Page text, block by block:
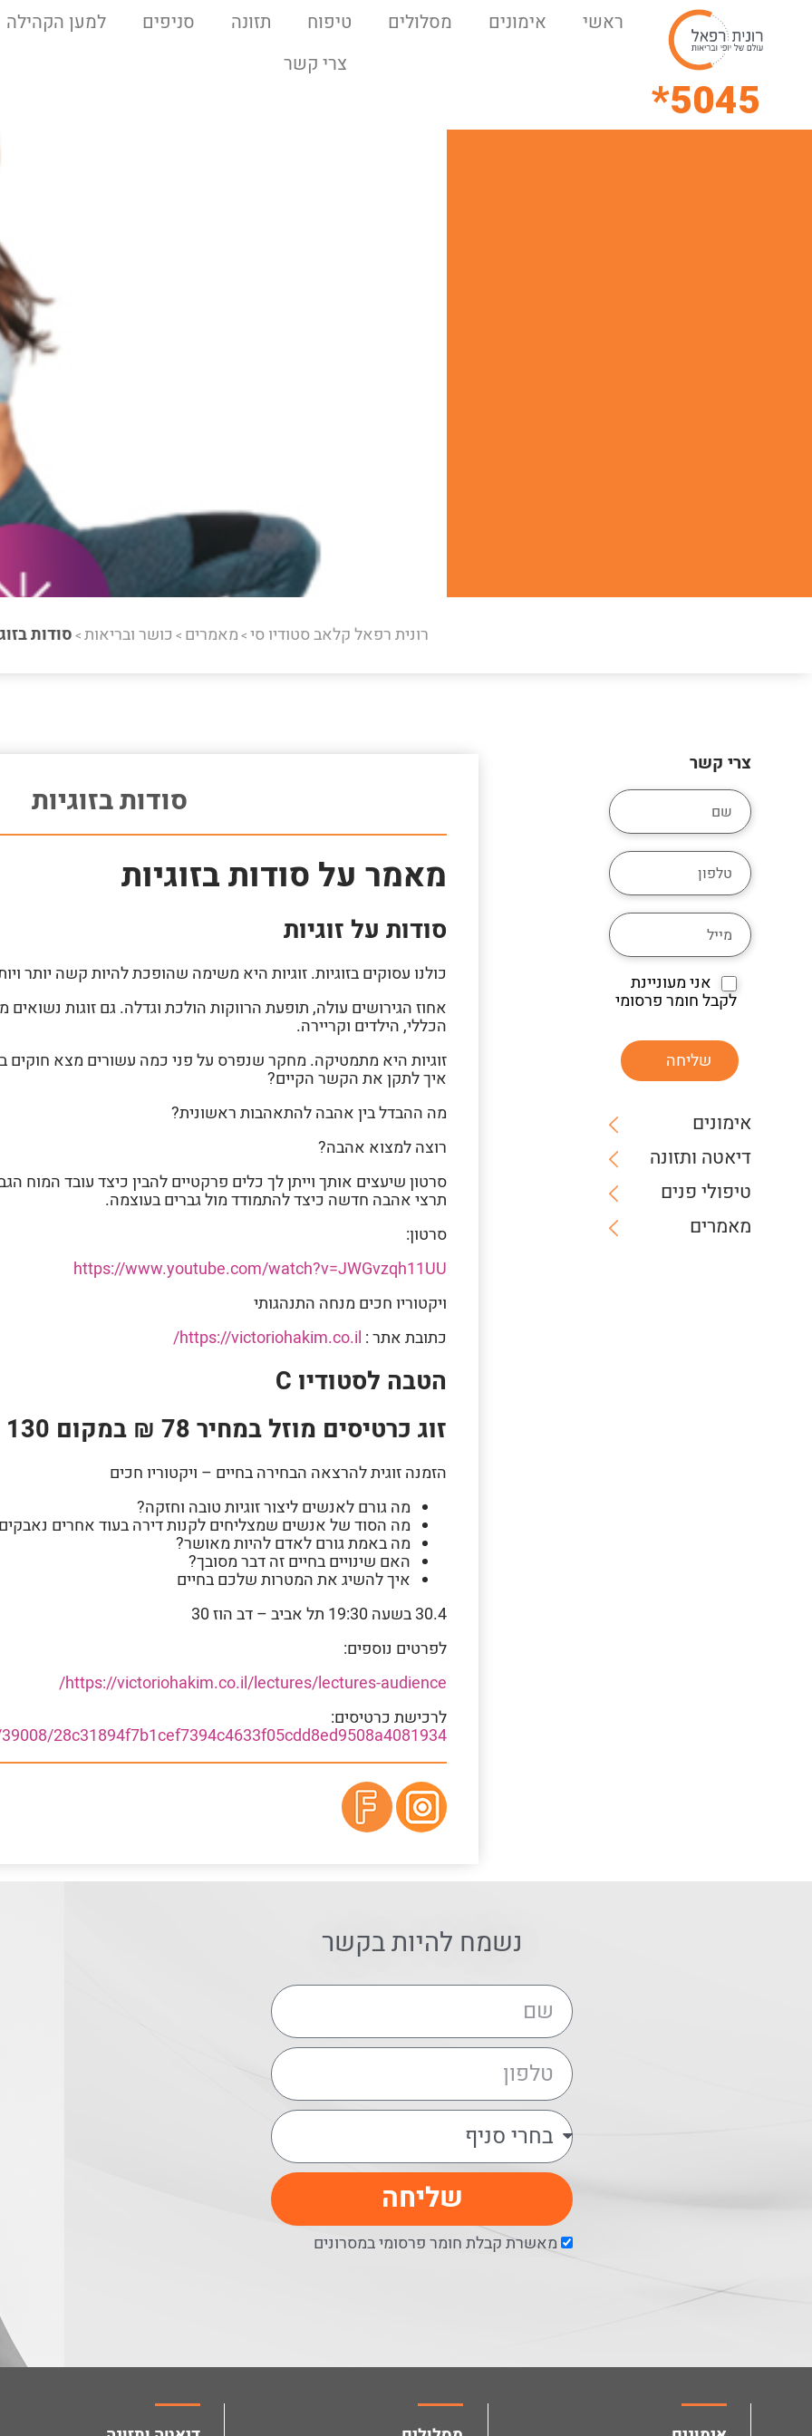
ראשי אימונים מסלולים טיפוח תזונה סניפים
למען הקהילה
צרי קשר
5045*
רונית רפאל קלאב סטודיו סי>מאמרים > כושר ובריאות>סודות
צרי קשר
אני מעוניינת
לקבל חומר פרסומי
שליחה
אימונים
דיאטה ותזונה
טיפולי פנים
מאמרים
סודות בזוגיות
מאמר על סודות בזוגיות
סודות על זוגיות
כולנו עסוקים בזוגיות. זוגיות היא משימה שהופכת להיות קשה יותר
אחוז הגירושים עולה, תופעת הרווקות הולכת וגדלה. גם זוגות
הכללי, הילדים וקריירה.
זוגיות היא מתמטיקה. מחקר שנפרס על פני כמה עשורים מצא חוקים
איך לתקן את הקשר הקיים?
מה ההבדל בין אהבה להתאהבות ראשונית?
רוצה למצוא אהבה?
סרטון שיעצים אותך וייתן לך כלים פרקטיים להבין כיצד עובד המוח
תרצי אהבה חדשה כיצד להתמודד מול גברים בעוצמה.
סרטון:
https://www.youtube.com/watch?v=JWGvzqh11UU
ויקטוריו חכים מנחה התנהגותי
כתובת אתר :
הטבה לסטודיו C
זוג כרטיסים מוזל במחיר 78 ₪ במקום 130
הזמנה זוגית להרצאה הבחירה בחיים – ויקטוריו חכים
מה גורם לאנשים ליצור זוגיות טובה וחזקה?
מה הסוד של אנשים שמצליחים לקנות דירה בעוד אחרים
מה באמת גורם לאדם להיות מאושר?
האם שינויים בחיים זה דבר מסובך?
איך להשיג את המטרות שלכם בחיים
30.4 בשעה 19:30 תל אביב – דב הוז 30
לפרטים נוספים:
https://victoriohakim.co.il/lectures/lectures-audience/
לרכישת כרטיסים:
28c31894f7b1cef7394c4633f05cdd8ed9508a4081934
נשמח להיות בקשר
מאשרת קבלת חומר פרסומי במסרונים
שליחה
instagram
facebook